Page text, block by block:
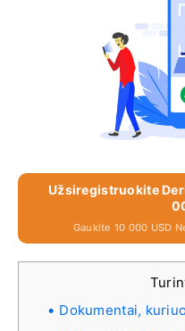
Užsiregistruokite
Gaukite 10 000 USD
Dokumentai,